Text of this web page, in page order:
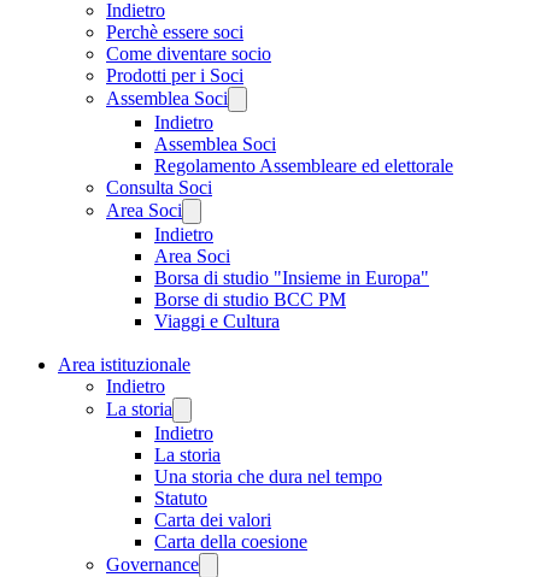
Indietro
Perchè essere soci
Come diventare socio
Prodotti per i Soci
Assemblea Soci
Indietro
Assemblea Soci
Regolamento Assembleare ed elettorale
Consulta Soci
Area Soci
Indietro
Area Soci
Borsa di studio "Insieme in Europa"
Borse di studio BCC PM
Viaggi e Cultura
Area istituzionale
Indietro
La storia
Indietro
La storia
Una storia che dura nel tempo
Statuto
Carta dei valori
Carta della coesione
Governance